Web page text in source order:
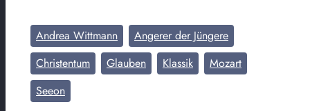
Andrea Wittmann
Angerer der Jüngere
Christentum
Glauben Klassik
Mozart
Seeon